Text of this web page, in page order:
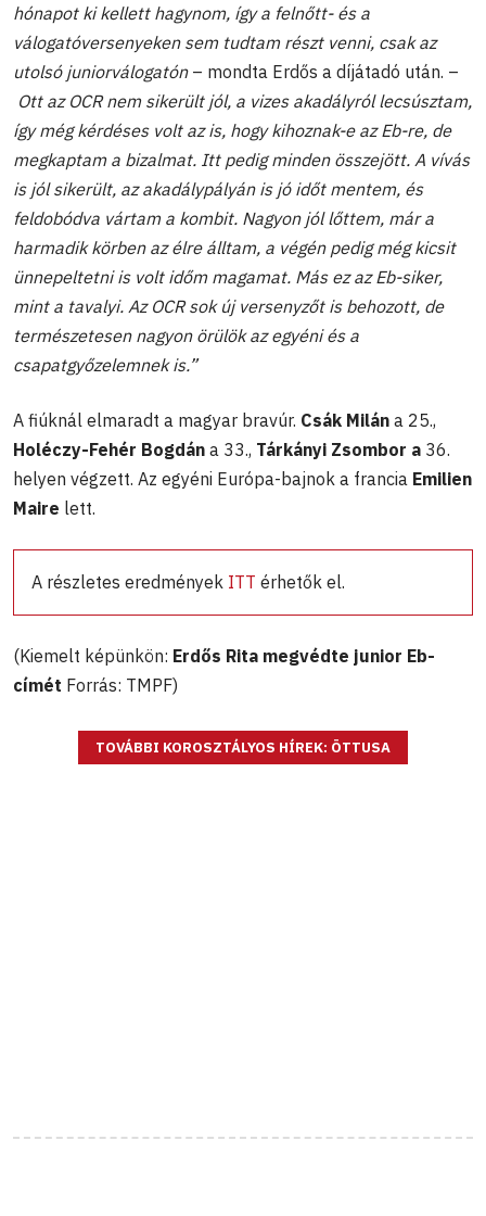
hónapot ki kellett hagynom, így a felnőtt- és a
válogatóversenyeken sem tudtam részt venni, csak az
utolsó juniorválogatón – mondta Erdős a díjátadó után. –
Ott az OCR nem sikerült jól, a vizes akadályról lecsúsztam,
így még kérdéses volt az is, hogy kihoznak-e az Eb-re, de
megkaptam a bizalmat. Itt pedig minden összejött. A vívás
is jól sikerült, az akadálypályán is jó időt mentem, és
feldobódva vártam a kombit. Nagyon jól lőttem, már a
harmadik körben az élre álltam, a végén pedig még kicsit
ünnepeltetni is volt időm magamat. Más ez az Eb-siker,
mint a tavalyi. Az OCR sok új versenyzőt is behozott, de
természetesen nagyon örülök az egyéni és a
csapatgyőzelemnek is.”
A fiúknál elmaradt a magyar bravúr. Csák Milán a 25.,
Holéczy-Fehér Bogdán a 33., Tárkányi Zsombor a 36.
helyen végzett. Az egyéni Európa-bajnok a francia Emilien
Maire lett.
A részletes eredmények ITT érhetők el.
(Kiemelt képünkön: Erdős Rita megvédte junior Eb-
címét Forrás: TMPF)
TOVÁBBI KOROSZTÁLYOS HÍREK: ÖTTUSA